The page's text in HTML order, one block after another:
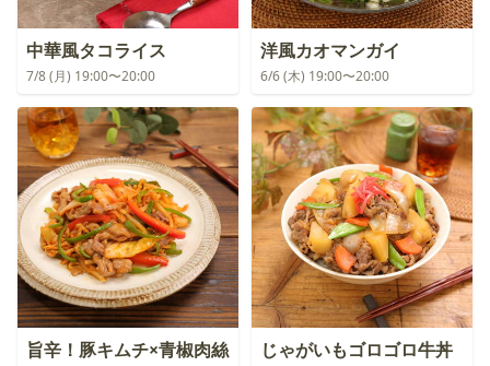
中華風タコライス
7/8 (月) 19:00〜20:00
洋風カオマンガイ
6/6 (木) 19:00〜20:00
旨辛！豚キムチ×青椒肉絲 じゃがいもゴロゴロ牛丼